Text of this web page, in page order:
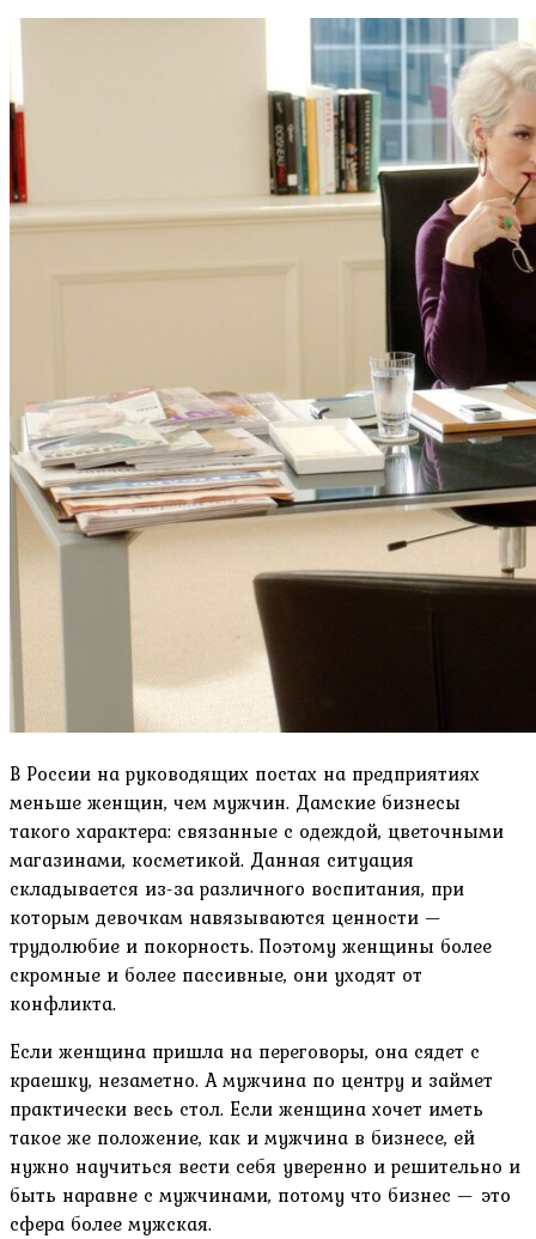
В России на руководящих постах на предприятиях
меньше женщин, чем мужчин. Дамские бизнесы
такого характера: связанные с одеждой, цветочными
магазинами, косметикой. Данная ситуация
складывается из-за различного воспитания, при
которым девочкам навязываются ценности —
трудолюбие и покорность. Поэтому женщины более
скромные и более пассивные, они уходят от
конфликта.
Если женщина пришла на переговоры, она сядет с
краешку, незаметно. А мужчина по центру и займет
практически весь стол. Если женщина хочет иметь
такое же положение, как и мужчина в бизнесе, ей
нужно научиться вести себя уверенно и решительно и
быть наравне с мужчинами, потому что бизнес — это
сфера более мужская.